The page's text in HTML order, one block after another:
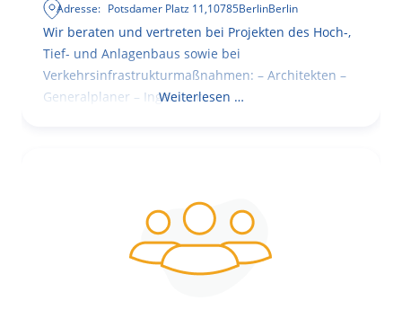
Adresse: Potsdamer Platz 11,10785BerlinBerlin
Wir beraten und vertreten bei Projekten des Hoch-,
Tief- und Anlagenbaus sowie bei
Verkehrsinfrastrukturmaßnahmen: – Architekten –
Generalplaner – Ingenieure
Weiterlesen …